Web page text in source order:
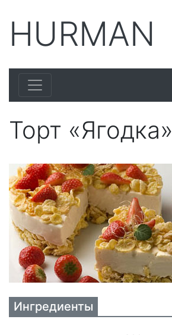
HURMAN
Торт «Ягодка»
Ингредиенты